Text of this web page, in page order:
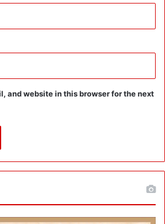
and website in this browser for the next